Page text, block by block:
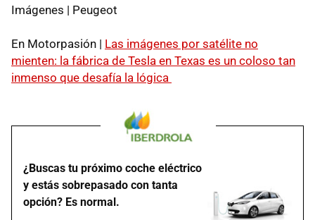
Imágenes | Peugeot
En Motorpasión | Las imágenes por satélite no
mienten: la fábrica de Tesla en Texas es un coloso tan
inmenso que desafía la lógica
¿Buscas tu próximo coche eléctrico
y estás sobrepasado con tanta
opción? Es normal.